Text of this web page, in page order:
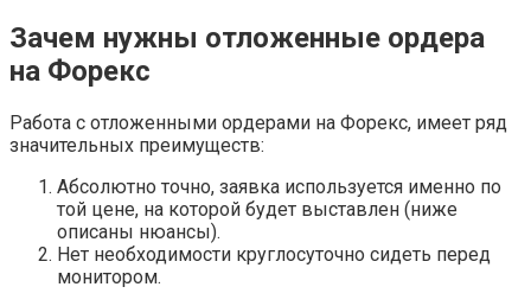
Зачем нужны отложенные ордера
на Форекс
Работа с отложенными ордерами на Форекс, имеет ряд
значительных преимуществ:
Абсолютно точно, заявка используется именно по
той цене, на которой будет выставлен (ниже
описаны нюансы).
Нет необходимости круглосуточно сидеть перед
монитором.